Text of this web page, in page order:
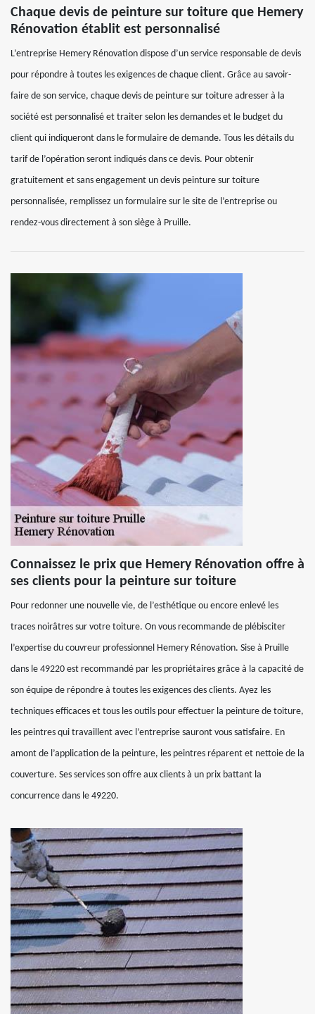
Chaque devis de peinture sur toiture que Hemery
Rénovation établit est personnalisé
L’entreprise Hemery Rénovation dispose d’un service responsable de devis
pour répondre à toutes les exigences de chaque client. Grâce au savoir-
faire de son service, chaque devis de peinture sur toiture adresser à la
société est personnalisé et traiter selon les demandes et le budget du
client qui indiqueront dans le formulaire de demande. Tous les détails du
tarif de l’opération seront indiqués dans ce devis. Pour obtenir
gratuitement et sans engagement un devis peinture sur toiture
personnalisée, remplissez un formulaire sur le site de l’entreprise ou
rendez-vous directement à son siège à Pruille.
Connaissez le prix que Hemery Rénovation offre à
ses clients pour la peinture sur toiture
Pour redonner une nouvelle vie, de l’esthétique ou encore enlevé les
traces noirâtres sur votre toiture. On vous recommande de plébisciter
l’expertise du couvreur professionnel Hemery Rénovation. Sise à Pruille
dans le 49220 est recommandé par les propriétaires grâce à la capacité de
son équipe de répondre à toutes les exigences des clients. Ayez les
techniques efficaces et tous les outils pour effectuer la peinture de toiture,
les peintres qui travaillent avec l’entreprise sauront vous satisfaire. En
amont de l’application de la peinture, les peintres réparent et nettoie de la
couverture. Ses services son offre aux clients à un prix battant la
concurrence dans le 49220.